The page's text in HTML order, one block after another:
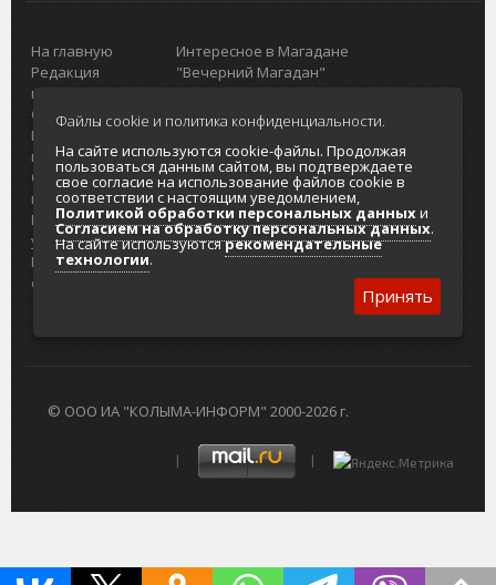
На главную
Редакция
портала
О проекте
Реклама на
портале
Отзывы и
предложения
Интернет-
услуги
Разработка
сайтов
Интересное в Магадане
"Вечерний Магадан"
Реклама
Главный туристический портал
Колымы
Политика в отношении обработки
персональных данных
Согласие на обработку персональных
данных
© ООО ИА "КОЛЫМА-ИНФОРМ" 2000-2026 г.
Файлы cookie и политика конфиденциальности.
На сайте используются cookie-файлы. Продолжая
пользоваться данным сайтом, вы подтверждаете
свое согласие на использование файлов cookie в
соответствии с настоящим уведомлением,
Политикой обработки персональных данныхи
Согласием на обработку персональных данных.
На сайте используютсярекомендательные
технологии.
Принять